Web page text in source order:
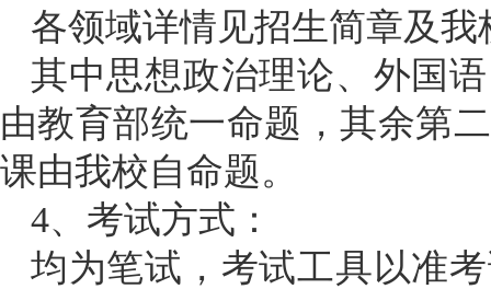
各领域详情见招生简章及
其中思想政治理论、外国
由教育部统一命题，其余第
课由我校自命题。
4、考试方式：
均为笔试，考试工具以准